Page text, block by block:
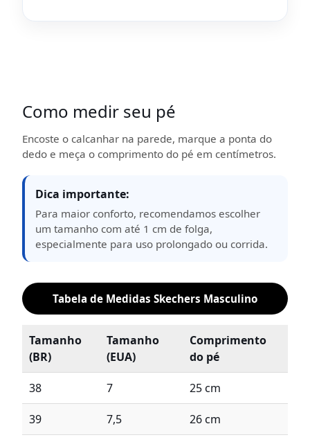
Como medir seu pé
Encoste o calcanhar na parede, marque a ponta do
dedo e meça o comprimento do pé em centímetros.
Dica importante:
Para maior conforto, recomendamos escolher
um tamanho com até 1 cm de folga,
especialmente para uso prolongado ou corrida.
Tabela de Medidas Skechers Masculino
Tamanho
(BR)
Tamanho
(EUA)
Comprimento
do pé
38 7 25 cm
39 7,5 26 cm